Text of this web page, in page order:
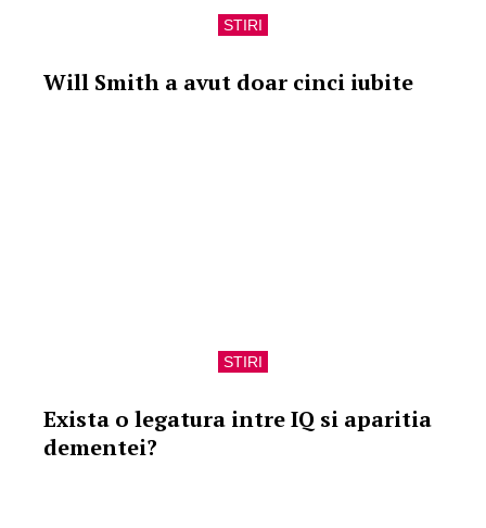
STIRI
Will Smith a avut doar cinci iubite
STIRI
Exista o legatura intre IQ si aparitia
dementei?